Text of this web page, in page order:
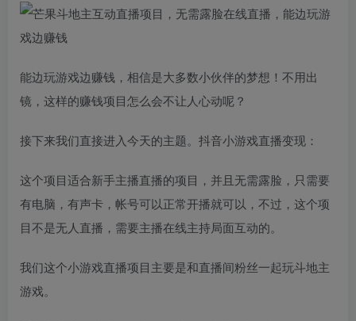
能边玩游戏边赚钱，相信是大多数小伙伴的梦想！不用出
镜，这样的赚钱项目怎么会不让人心动呢？
接下来我们直接进入今天的主题。抖音小游戏直播变现：
这个项目适合新手主播直播的项目，并且无需露脸，只需要
有电脑，有声卡，帐号可以正常开播就可以，不过，这个项
目不是无人直播，需要主播在线主持局面互动的。
我们这个小游戏直播项目主要是和直播间粉丝一起玩斗地主
游戏。